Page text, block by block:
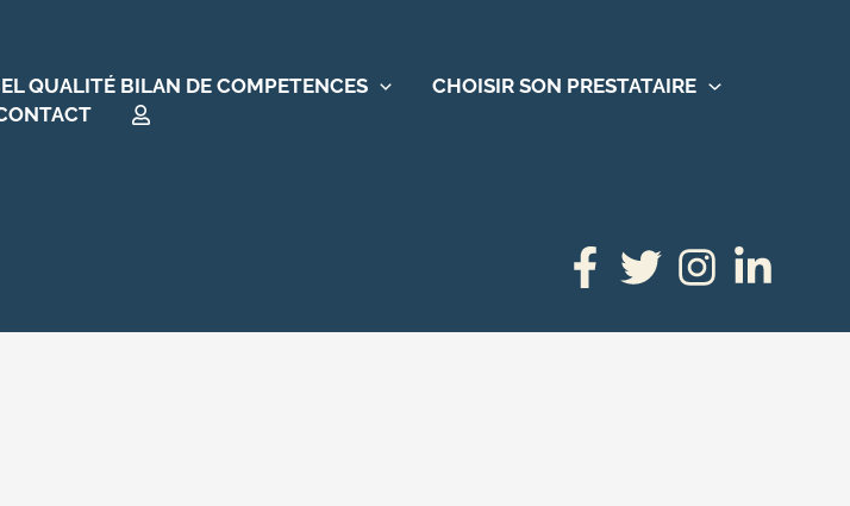
QUALITÉ BILAN DE COMPETENCES
CHOISIR SON PRESTATAIRE